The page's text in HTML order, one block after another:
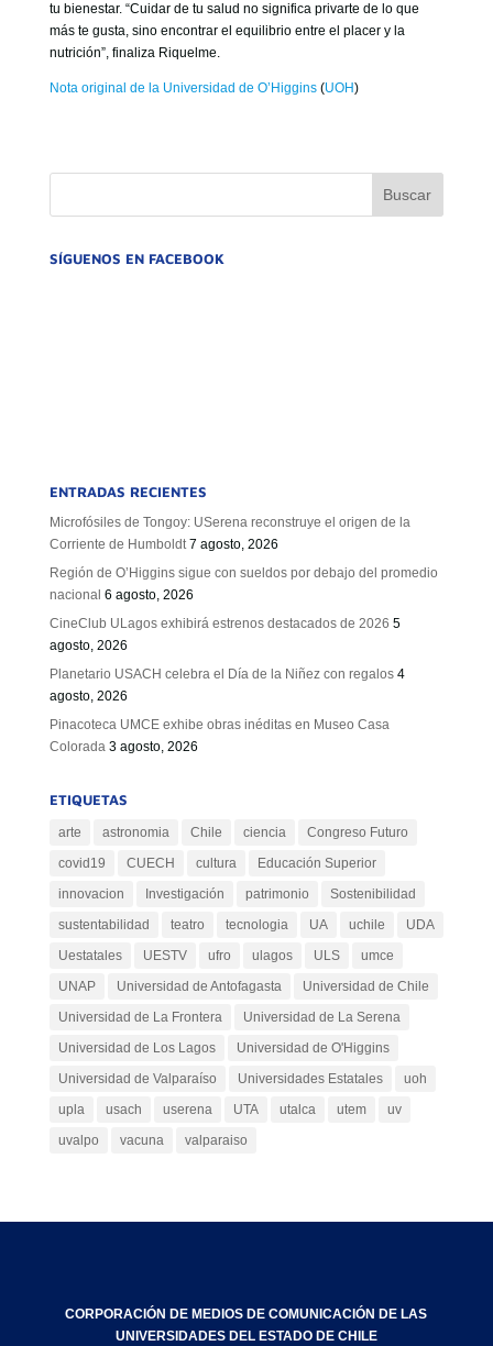
tu bienestar. “Cuidar de tu salud no significa privarte de lo que
más te gusta, sino encontrar el equilibrio entre el placer y la
nutrición”, finaliza Riquelme.
Nota original de la Universidad de O’Higgins(UOH)
SÍGUENOS EN FACEBOOK
ENTRADAS RECIENTES
Microfósiles de Tongoy: USerena reconstruye el origen de la
Corriente de Humboldt 7 agosto, 2026
Región de O’Higgins sigue con sueldos por debajo del promedio
nacional 6 agosto, 2026
CineClub ULagos exhibirá estrenos destacados de 2026 5
agosto, 2026
Planetario USACH celebra el Día de la Niñez con regalos 4
agosto, 2026
Pinacoteca UMCE exhibe obras inéditas en Museo Casa
Colorada 3 agosto, 2026
ETIQUETAS
arte astronomia Chile ciencia
Congreso Futuro
covid19
CUECH cultura
Educación Superior
innovacion
Investigación patrimonio
Sostenibilidad
sustentabilidad
teatro tecnologia UA uchile
UDA
Uestatales
UESTV ufro ulagos ULS
umce
UNAP
Universidad de Antofagasta
Universidad de Chile
Universidad de La Frontera
Universidad de La Serena
Universidad de Los Lagos
Universidad de O'Higgins
Universidad de Valparaíso
Universidades Estatales
uoh
upla
usach userena UTA utalca utem
uv
uvalpo
vacuna valparaiso
CORPORACIÓN DE MEDIOS DE COMUNICACIÓN DE LAS
UNIVERSIDADES DEL ESTADO DE CHILE